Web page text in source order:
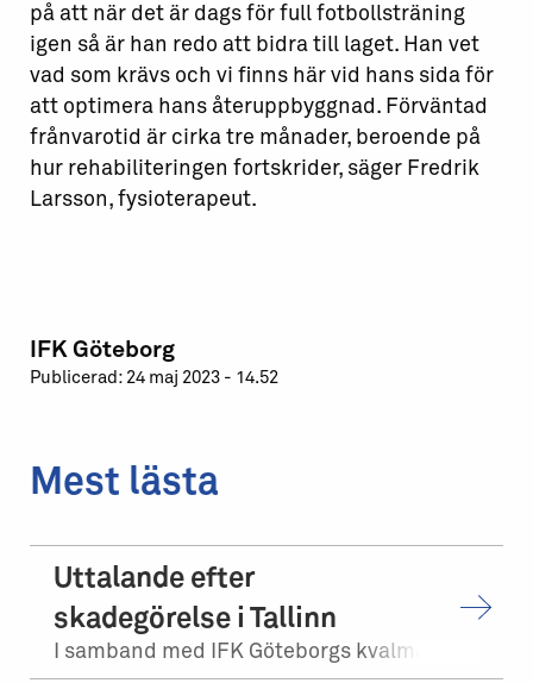
på att när det är dags för full fotbollsträning
igen så är han redo att bidra till laget. Han vet
vad som krävs och vi finns här vid hans sida för
att optimera hans återuppbyggnad. Förväntad
frånvarotid är cirka tre månader, beroende på
hur rehabiliteringen fortskrider, säger Fredrik
Larsson, fysioterapeut.
IFK Göteborg
Publicerad: 24 maj 2023 - 14.52
Mest lästa
Uttalande efter
skadegörelse i Tallinn